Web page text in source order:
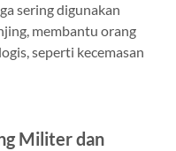
sering digunakan
membantu orang
seperti kecemasan
Militer dan